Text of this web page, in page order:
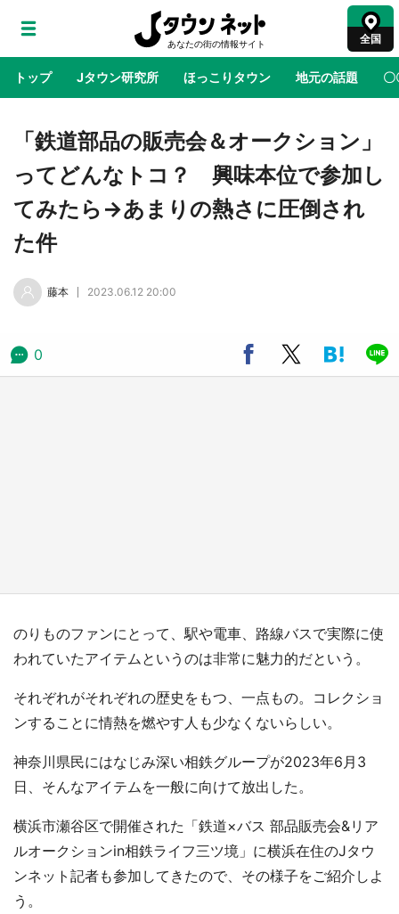
全国
トップ Jタウン研究所 ほっこりタウン 地元の話題 〇
地域×二次元 絶景 あの時はありがとう 物語がはじ
アニメ『はたらく細胞』と神奈川県の3度目コ
ラボ 作品の世界観通じて「小児がん」学べる
太郎グッズ買える 銀座・博品館TOY PARKへ
ラプラス・ダークネスが栃木県を征服！？ 県
公式プロモ動画で「聖地」が生産されてます
「鉄道部品の販売会＆オークション」
ってどんなトコ？ 興味本位で参加し
てみたら→あまりの熱さに圧倒され
た件
藤本 2023.06.12 20:00
0
のりものファンにとって、駅や電車、路線バスで実際に使
われていたアイテムというのは非常に魅力的だという。
それぞれがそれぞれの歴史をもつ、一点もの。コレクショ
ンすることに情熱を燃やす人も少なくないらしい。
神奈川県民にはなじみ深い相鉄グループが2023年6月3
日、そんなアイテムを一般に向けて放出した。
横浜市瀬谷区で開催された「鉄道×バス 部品販売会&リア
ルオークションin相鉄ライフ三ツ境」に横浜在住のJタウ
ンネット記者も参加してきたので、その様子をご紹介しよ
う。